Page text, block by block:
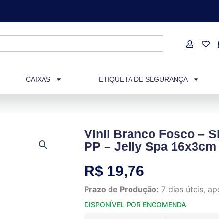
CAIXAS ETIQUETA DE SEGURANÇA
Vinil Branco Fosco –
PP – Jelly Spa
R$ 19,76
Prazo de Produção: 7 dias úteis,
DISPONÍVEL POR ENCOMENDA